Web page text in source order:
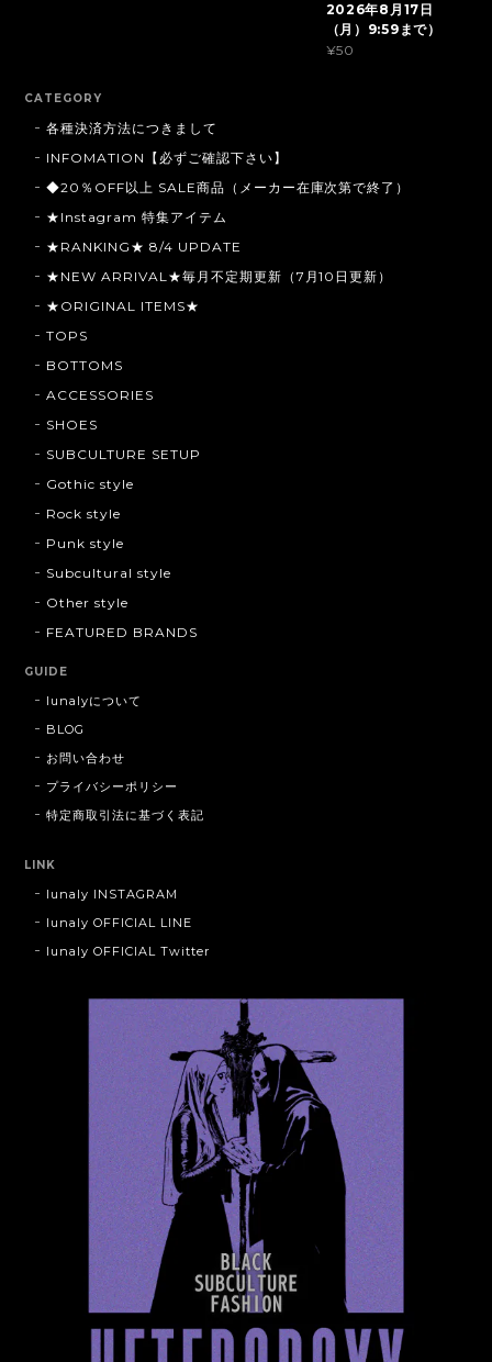
2026年8月17日
（月）9:59まで）
¥50
CATEGORY
各種決済方法につきまして
INFOMATION【必ずご確認下さい】
◆20％OFF以上 SALE商品（メーカー在庫次第で終了）
★Instagram 特集アイテム
★RANKING★ 8/4 UPDATE
★NEW ARRIVAL★毎月不定期更新（7月10日更新）
★ORIGINAL ITEMS★
TOPS
BOTTOMS
ACCESSORIES
SHOES
SUBCULTURE SETUP
Gothic style
Rock style
Punk style
Subcultural style
Other style
FEATURED BRANDS
GUIDE
lunalyについて
BLOG
お問い合わせ
プライバシーポリシー
特定商取引法に基づく表記
LINK
lunaly INSTAGRAM
lunaly OFFICIAL LINE
lunaly OFFICIAL Twitter